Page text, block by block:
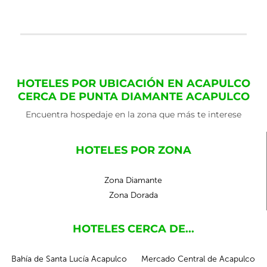
HOTELES POR UBICACIÓN EN ACAPULCO
CERCA DE PUNTA DIAMANTE ACAPULCO
Encuentra hospedaje en la zona que más te interese
HOTELES POR ZONA
Zona Diamante
Zona Dorada
HOTELES CERCA DE...
Bahía de Santa Lucía Acapulco Mercado Central de Acapulco